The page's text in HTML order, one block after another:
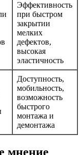
Эффективность
при быстром
закрытии
мелких
дефектов,
высокая
эластичность
Доступность,
мобильность,
возможность
быстрого
монтажа и
демонтажа
мнение